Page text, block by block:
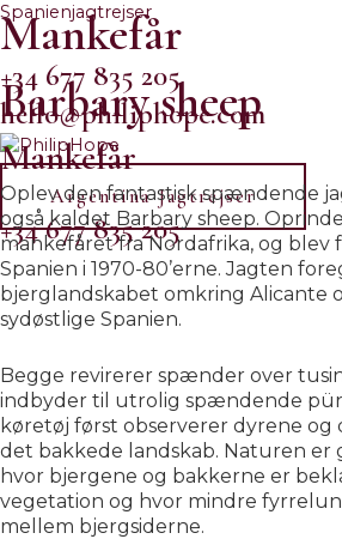
Skip
to
content
Spanienjagtrejser
+34 677 835 205
hello@philiphope.com
Menu
Argentina Jagtrejser
+34 677 835 205
Menu
Mankefår
Barbary sheep
Mankefår
Oplev den fantastisk spændende
også kaldet Barbary sheep.
mankefåret fra Nordafrika, og blev
Spanien i 1970-80’erne. Jagten
bjerglandskabet omkring Alicante
sydøstlige Spanien.
Begge revirerer spænder over
indbyder til utrolig spændende
køretøj først observerer dyrene og
det bakkede landskab. Naturen er
hvor bjergene og bakkerne er
vegetation og hvor mindre
mellem bjergsiderne.